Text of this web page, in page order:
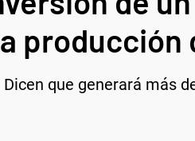
producción
que generará más